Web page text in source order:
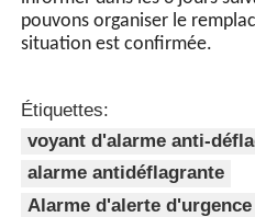
pendant la période de
nouvelles lumières avec une
les produits en lots
Veuillez d'abord tester les
informer dans les 3 jours
pouvons organiser le